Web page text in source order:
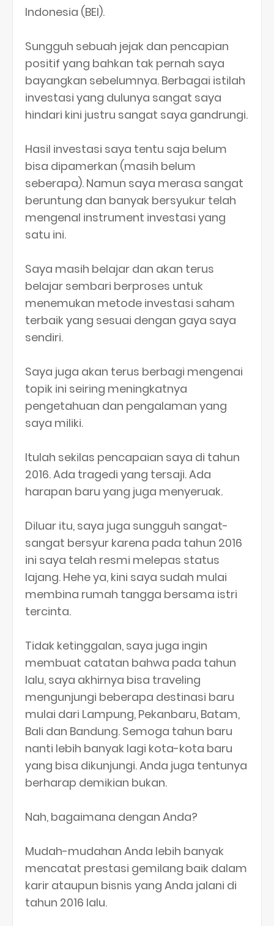
Indonesia (BEI).
Sungguh sebuah jejak dan pencapian
positif yang bahkan tak pernah saya
bayangkan sebelumnya. Berbagai istilah
investasi yang dulunya sangat saya
hindari kini justru sangat saya gandrungi.
Hasil investasi saya tentu saja belum
bisa dipamerkan (masih belum
seberapa). Namun saya merasa sangat
beruntung dan banyak bersyukur telah
mengenal instrument investasi yang
satu ini.
Saya masih belajar dan akan terus
belajar sembari berproses untuk
menemukan metode investasi saham
terbaik yang sesuai dengan gaya saya
sendiri.
Saya juga akan terus berbagi mengenai
topik ini seiring meningkatnya
pengetahuan dan pengalaman yang
saya miliki.
Itulah sekilas pencapaian saya di tahun
2016. Ada tragedi yang tersaji. Ada
harapan baru yang juga menyeruak.
Diluar itu, saya juga sungguh sangat-
sangat bersyur karena pada tahun 2016
ini saya telah resmi melepas status
lajang. Hehe ya, kini saya sudah mulai
membina rumah tangga bersama istri
tercinta.
Tidak ketinggalan, saya juga ingin
membuat catatan bahwa pada tahun
lalu, saya akhirnya bisa traveling
mengunjungi beberapa destinasi baru
mulai dari Lampung, Pekanbaru, Batam,
Bali dan Bandung. Semoga tahun baru
nanti lebih banyak lagi kota-kota baru
yang bisa dikunjungi. Anda juga tentunya
berharap demikian bukan.
Nah, bagaimana dengan Anda?
Mudah-mudahan Anda lebih banyak
mencatat prestasi gemilang baik dalam
karir ataupun bisnis yang Anda jalani di
tahun 2016 lalu.